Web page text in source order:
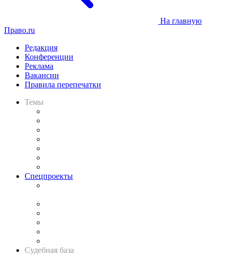
На главную
Право.ru
Редакция
Конференции
Реклама
Вакансии
Правила перепечатки
Темы
Спецпроекты
Судебная база